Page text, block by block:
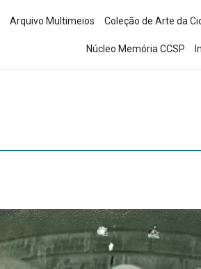
Arquivo Multimeios Coleção de Arte da
Núcleo Memória CCSP